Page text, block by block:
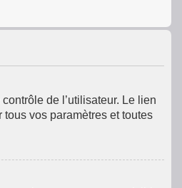
de l’utilisateur. Le lien
vos paramètres et toutes